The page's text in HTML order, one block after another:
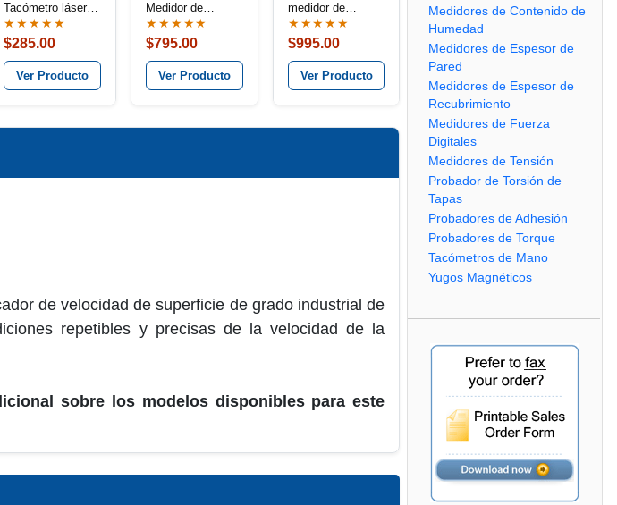
Tacómetro láser
de mano
★★★★★
$285.00
Ver Producto
Medidor de
Velocidad para
Alambre, Cable y
Cuerda / Kit
Tacómetro
Combinado
★★★★★
$795.00
Ver Producto
medidor de
velocidad de
alambre de
soldadura /
tacómetro
combinado
★★★★★
$995.00
Ver Producto
de velocidad de superficie de grado industrial de
repetibles y precisas de la velocidad de la
sobre los modelos disponibles para este
Medidores de Contenido de
Humedad
Medidores de Espesor de
Pared
Medidores de Espesor de
Recubrimiento
Medidores de Fuerza
Digitales
Medidores de Tensión
Probador de Torsión de
Tapas
Probadores de Adhesión
Probadores de Torque
Tacómetros de Mano
Yugos Magnéticos